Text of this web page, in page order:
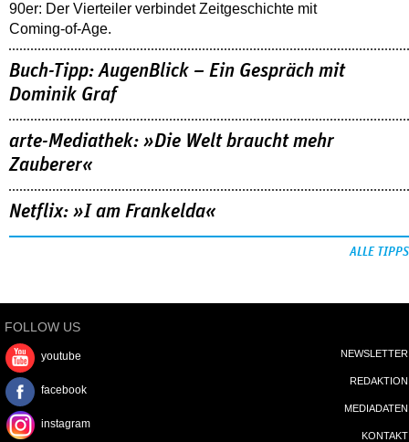
90er: Der Vierteiler verbindet Zeitgeschichte mit
Coming-of-Age.
Buch-Tipp: AugenBlick – Ein Gespräch mit
Dominik Graf
arte-Mediathek: »Die Welt braucht mehr
Zauberer«
Netflix: »I am Frankelda«
ALLE TIPPS
FOLLOW US
youtube
facebook
instagram
NEWSLETTER
REDAKTION
MEDIADATEN
KONTAKT